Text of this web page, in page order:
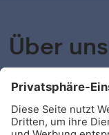
Über uns
shyftplan bietet
Automated
digitalisiert